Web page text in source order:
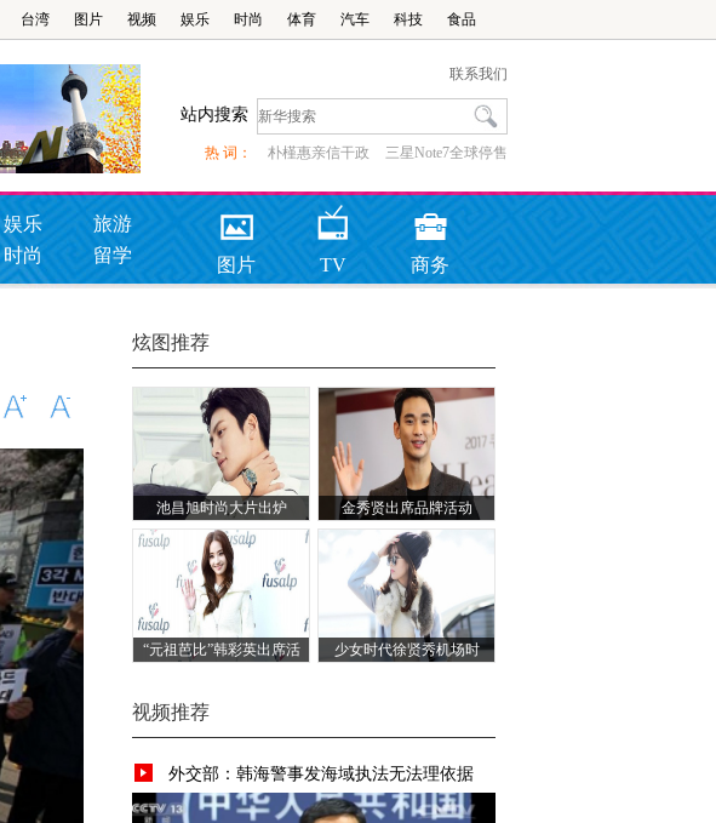
台湾 图片 视频 娱乐 时尚 体育 汽车 科技 食品
联系我们
站内搜索
热 词： 朴槿惠亲信干政 三星Note7全球停售
娱乐
旅游
时尚
留学 图片 TV 商务
炫图推荐
池昌旭时尚大片出炉 金秀贤出席品牌活动
“元祖芭比”韩彩英出席活
少女时代徐贤秀机场时
视频推荐
外交部：韩海警事发海域执法无法理依据
字大 字小